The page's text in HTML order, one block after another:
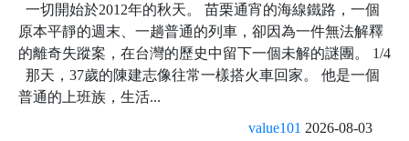
一切開始於2012年的秋天。 苗栗通宵的海線鐵路，一個
原本平靜的週末、一趟普通的列車，卻因為一件無法解釋
的離奇失蹤案，在台灣的歷史中留下一個未解的謎團。 1/4
那天，37歲的陳建志像往常一樣搭火車回家。 他是一個
普通的上班族，生活...
value101 2026-08-03